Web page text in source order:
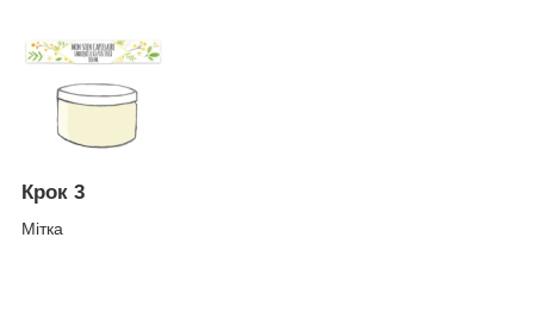
Крок 3
Мітка